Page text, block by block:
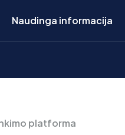
Naudinga informacija
platforma